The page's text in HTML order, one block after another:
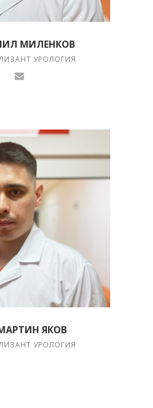
МИЛЕНКОВ
УРОЛОГИЯ
ЯКОВ
УРОЛОГИЯ